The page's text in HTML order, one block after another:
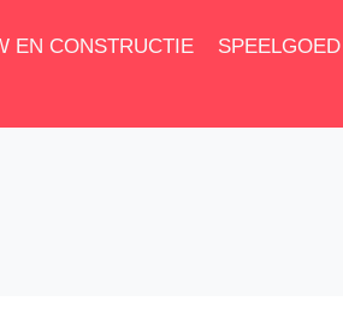
EN CONSTRUCTIE SPEELGOED